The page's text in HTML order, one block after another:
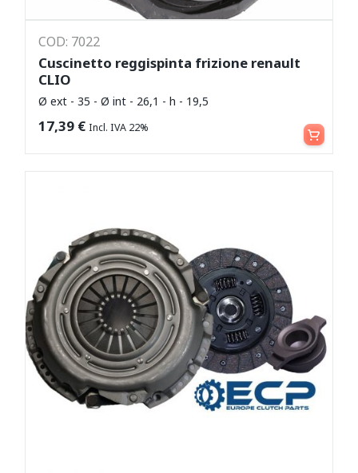
COD: 7022
Cuscinetto reggispinta frizione renault
CLIO
Ø ext - 35 - Ø int - 26,1 - h - 19,5
17,39 € Incl. IVA 22% Aggiungi al carrello